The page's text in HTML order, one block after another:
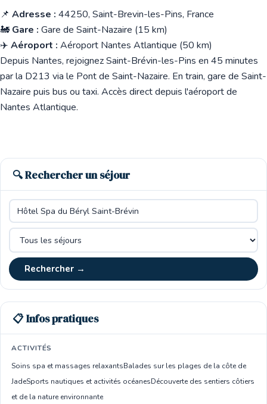
📌 Adresse : 44250, Saint-Brevin-les-Pins, France
🚂 Gare : Gare de Saint-Nazaire (15 km)
✈️ Aéroport : Aéroport Nantes Atlantique (50 km)
Depuis Nantes, rejoignez Saint-Brévin-les-Pins en 45 minutes
par la D213 via le Pont de Saint-Nazaire. En train, gare de Saint-
Nazaire puis bus ou taxi. Accès direct depuis l'aéroport de
Nantes Atlantique.
🔍 Rechercher un séjour
Rechercher →
📋 Infos pratiques
ACTIVITÉS
Soins spa et massages relaxantsBalades sur les plages de la côte de
JadeSports nautiques et activités océanesDécouverte des sentiers côtiers
et de la nature environnante